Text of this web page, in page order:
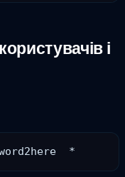
і
*